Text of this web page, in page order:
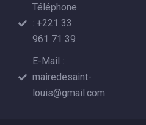
Téléphone
: +221 33
961 71 39
E-Mail :
mairedesaint-
louis@gmail.com